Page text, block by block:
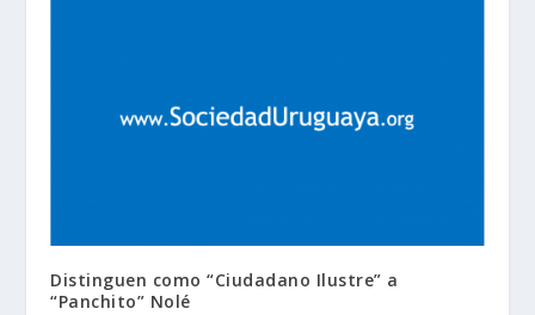
Distinguen como “Ciudadano Ilustre” a
“Panchito” Nolé